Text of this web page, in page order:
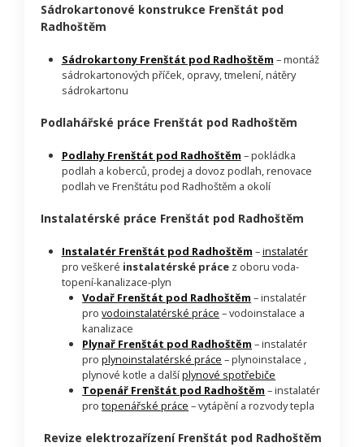
Sádrokartonové konstrukce Frenštát pod
Radhoštěm
Sádrokartony Frenštát pod Radhoštěm – montáž
sádrokartonových příček, opravy, tmelení, nátěry
sádrokartonu
Podlahářské práce Frenštát pod Radhoštěm
Podlahy Frenštát pod Radhoštěm – pokládka
podlah a koberců, prodej a dovoz podlah, renovace
podlah ve Frenštátu pod Radhoštěm a okolí
Instalatérské práce Frenštát pod Radhoštěm
Instalatér Frenštát pod Radhoštěm –instalatér
pro veškeré instalatérské prácez oboru voda-
topení-kanalizace-plyn
Vodař Frenštát pod Radhoštěm – instalatér
provodoinstalatérské práce – vodoinstalace a
kanalizace
Plynař Frenštát pod Radhoštěm – instalatér
proplynoinstalatérské práce – plynoinstalace ,
plynové kotle a dalšíplynové spotřebiče
Topenář Frenštát pod Radhoštěm – instalatér
protopenářské práce – vytápění a rozvody tepla
Revize elektrozařízení Frenštát pod Radhoštěm